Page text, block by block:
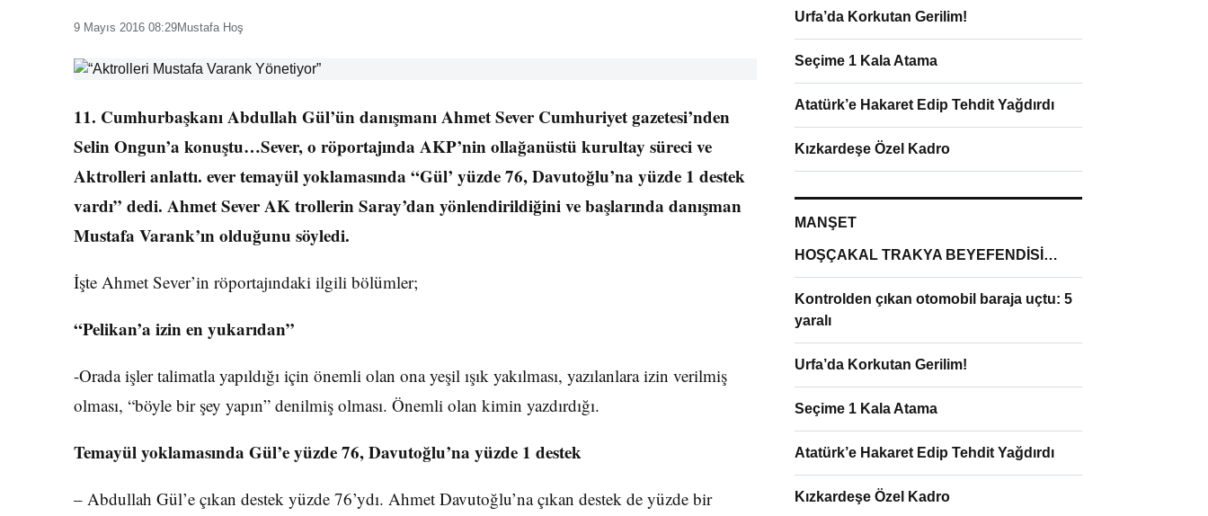
9 Mayıs 2016 08:29Mustafa Hoş
11. Cumhurbaşkanı Abdullah Gül’ün danışmanı Ahmet Sever Cumhuriyet gazetesi’nden
Selin Ongun’a konuştu…Sever, o röportajında AKP’nin ollağanüstü kurultay süreci ve
Aktrolleri anlattı. ever temayül yoklamasında “Gül’ yüzde 76, Davutoğlu’na yüzde 1 destek
vardı” dedi. Ahmet Sever AK trollerin Saray’dan yönlendirildiğini ve başlarında danışman
Mustafa Varank’ın olduğunu söyledi.
İşte Ahmet Sever’in röportajındaki ilgili bölümler;
“Pelikan’a izin en yukarıdan”
-Orada işler talimatla yapıldığı için önemli olan ona yeşil ışık yakılması, yazılanlara izin verilmiş
olması, “böyle bir şey yapın” denilmiş olması. Önemli olan kimin yazdırdığı.
Temayül yoklamasında Gül’e yüzde 76, Davutoğlu’na yüzde 1 destek
– Abdullah Gül’e çıkan destek yüzde 76’ydı. Ahmet Davutoğlu’na çıkan destek de yüzde bir
Urfa’da Korkutan Gerilim!
Seçime 1 Kala Atama
Atatürk’e Hakaret Edip Tehdit Yağdırdı
Kızkardeşe Özel Kadro
MANŞET
HOŞÇAKAL TRAKYA BEYEFENDİSİ…
Kontrolden çıkan otomobil baraja uçtu: 5
yaralı
Urfa’da Korkutan Gerilim!
Seçime 1 Kala Atama
Atatürk’e Hakaret Edip Tehdit Yağdırdı
Kızkardeşe Özel Kadro